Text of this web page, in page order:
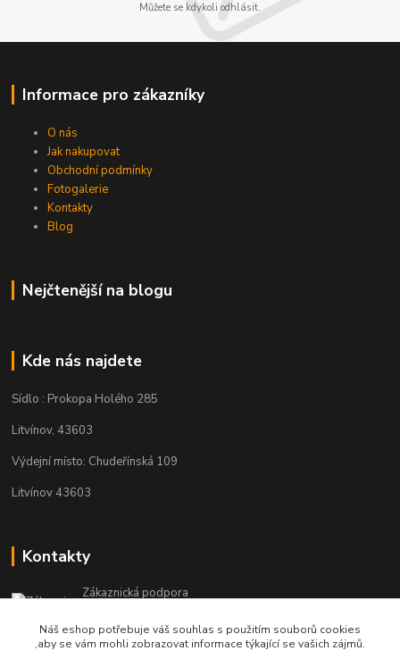
Můžete se kdykoli odhlásit.
Informace pro zákazníky
O nás
Jak nakupovat
Obchodní podmínky
Fotogalerie
Kontakty
Blog
Nejčtenější na blogu
Kde nás najdete
Sídlo : Prokopa Holého 285
Litvínov, 43603
Výdejní místo: Chudeřínská 109
Litvínov 43603
Kontakty
Zákaznická podpora
(Po-Pá, 8-16 hod.)
Náš eshop potřebuje váš souhlas s použitím souborů cookies
,aby se vám mohli zobrazovat informace týkající se vašich zájmů.